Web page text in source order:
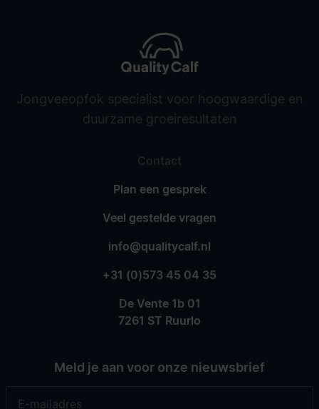
Jongveeopfok specialist voor hoogwaardige en
duurzame groeiresultaten
Contact
Plan een gesprek
Veel gestelde vragen
info@qualitycalf.nl
+31 (0)573 45 04 35
De Vente 1b 01
7261 ST Ruurlo
Meld je aan voor onze nieuwsbrief